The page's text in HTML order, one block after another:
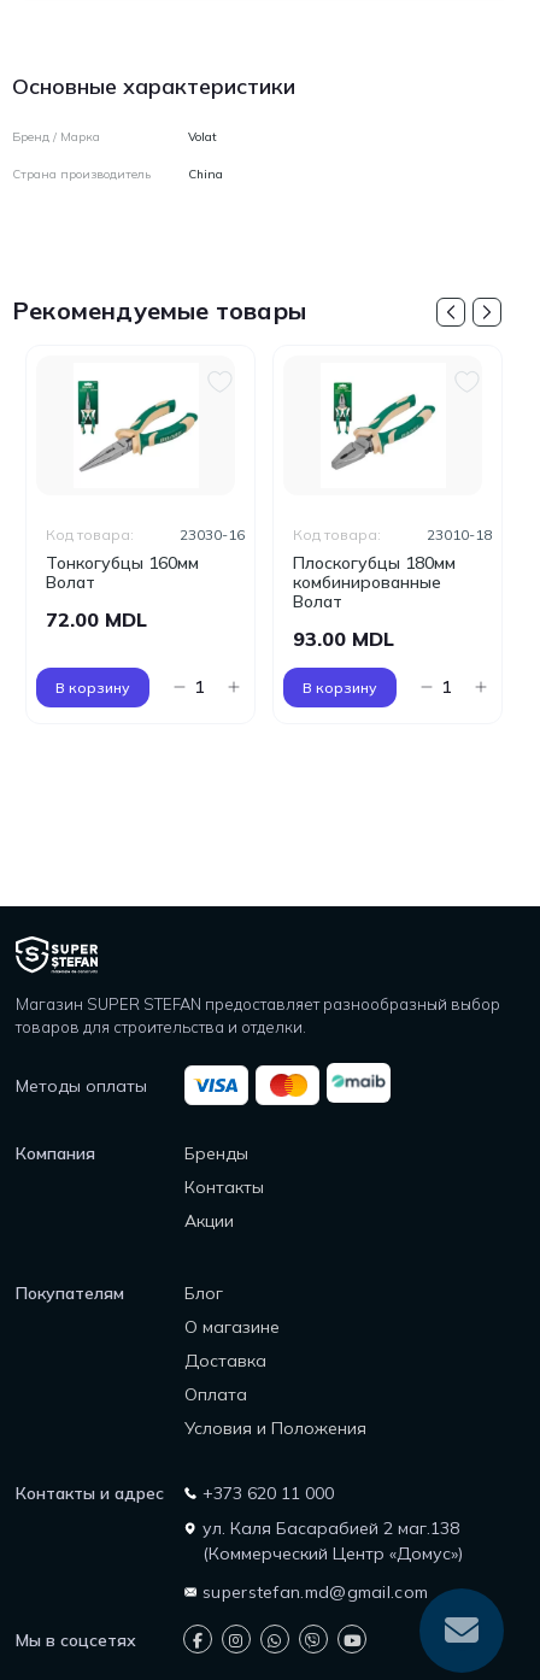
Основные характеристики
Бренд / Марка Volat
Страна производитель China
Рекомендуемые товары
Тонкогубцы 160мм
Волат
Код товара: 23030-16
72.00 MDL
В корзину
Плоскогубцы 180мм
комбинированные
Волат
Код товара: 23010-18
93.00 MDL
В корзину
Магазин SUPER STEFAN предоставляет разнообразный выбор
товаров для строительства и отделки.
Методы оплаты
Компания
Бренды
Контакты
Акции
Покупателям
Блог
О магазине
Доставка
Оплата
Условия и Положения
Контакты и адрес
+373 620 11 000
ул. Каля Басарабией 2 маг.138
(Коммерческий Центр «Домус»)
superstefan.md@gmail.com
Мы в соцсетях